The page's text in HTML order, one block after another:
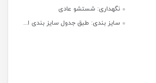
نگهداری: شستشو عادی
سایز بندی: طبق جدول سایز بندی ا...